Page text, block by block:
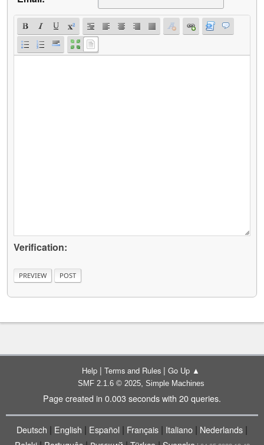
Verification:
Help | Terms and Rules | Go Up ▲
SMF 2.1.6 © 2025, Simple Machines
Page created in 0.003 seconds with 20 queries.
Deutsch | English | Español | Français | Italiano | Nederlands |